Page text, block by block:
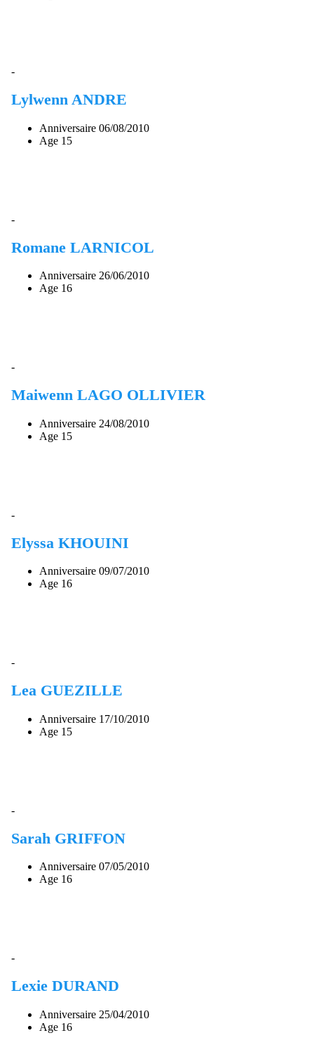
-
Lylwenn ANDRE
Anniversaire 06/08/2010
Age 15
-
Romane LARNICOL
Anniversaire 26/06/2010
Age 16
-
Maiwenn LAGO OLLIVIER
Anniversaire 24/08/2010
Age 15
-
Elyssa KHOUINI
Anniversaire 09/07/2010
Age 16
-
Lea GUEZILLE
Anniversaire 17/10/2010
Age 15
-
Sarah GRIFFON
Anniversaire 07/05/2010
Age 16
-
Lexie DURAND
Anniversaire 25/04/2010
Age 16